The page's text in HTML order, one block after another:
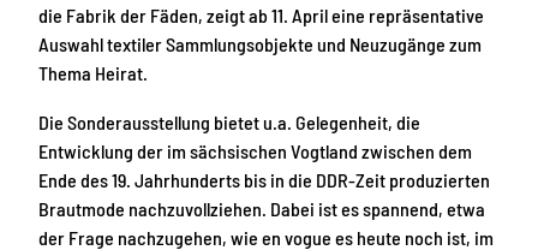
die Fabrik der Fäden, zeigt ab 11. April eine repräsentative
Auswahl textiler Sammlungsobjekte und Neuzugänge zum
Thema Heirat.
Die Sonderausstellung bietet u.a. Gelegenheit, die
Entwicklung der im sächsischen Vogtland zwischen dem
Ende des 19. Jahrhunderts bis in die DDR-Zeit produzierten
Brautmode nachzuvollziehen. Dabei ist es spannend, etwa
der Frage nachzugehen, wie en vogue es heute noch ist, im